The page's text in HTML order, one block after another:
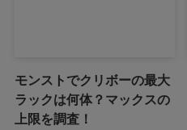
モンストでクリボーの最大
ラックは何体？マックスの
上限を調査！